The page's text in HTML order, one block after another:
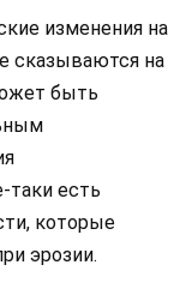
изменения на
сказываются на
быть
таки есть
которые
эрозии.